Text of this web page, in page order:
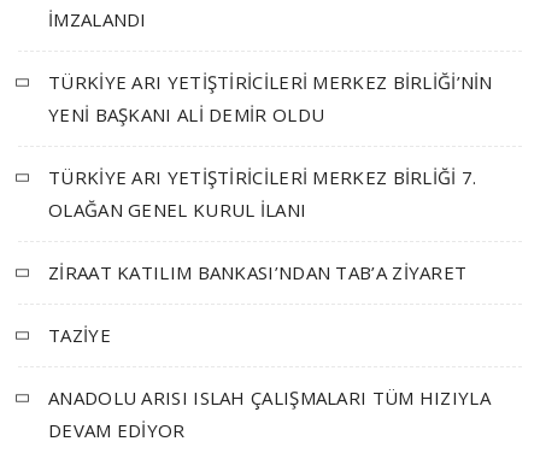
İMZALANDI
TÜRKİYE ARI YETİŞTİRİCİLERİ MERKEZ BİRLİĞİ’NİN
YENİ BAŞKANI ALİ DEMİR OLDU
TÜRKİYE ARI YETİŞTİRİCİLERİ MERKEZ BİRLİĞİ 7.
OLAĞAN GENEL KURUL İLANI
ZİRAAT KATILIM BANKASI’NDAN TAB’A ZİYARET
TAZİYE
ANADOLU ARISI ISLAH ÇALIŞMALARI TÜM HIZIYLA
DEVAM EDİYOR